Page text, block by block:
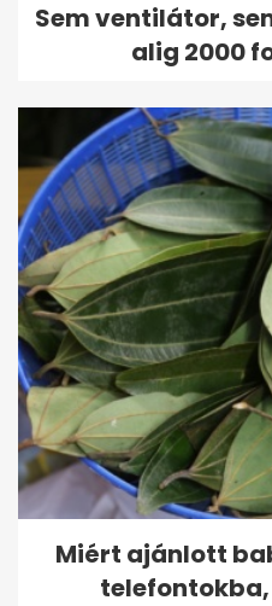
Sem ventilátor,
alig 2000
Miért ajánlott